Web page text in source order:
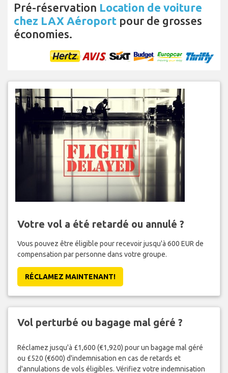
Pré-réservation Location de voiture
chez LAX Aéroport pour de grosses
économies.
Votre vol a été retardé ou annulé ?
Vous pouvez être éligible pour recevoir jusqu'à 600 EUR de
compensation par personne dans votre groupe.
RÉCLAMEZ MAINTENANT!
Vol perturbé ou bagage mal géré ?
Réclamez jusqu'à £1,600 (€1,920) pour un bagage mal géré
ou £520 (€600) d'indemnisation en cas de retards et
d'annulations de vols éligibles. Vérifiez votre indemnisation